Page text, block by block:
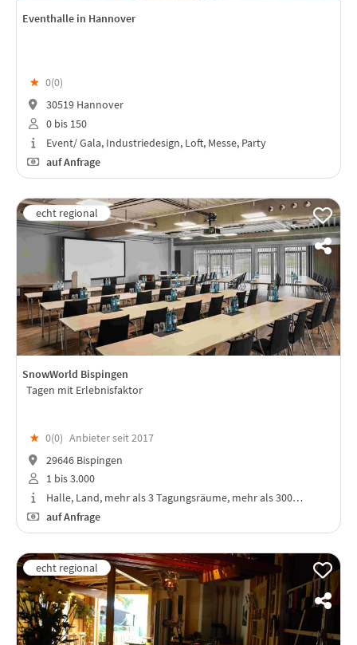
Eventhalle in Hannover
★ 0(0)
30519 Hannover
0 bis 150
Event/ Gala, Industriedesign, Loft, Messe, Party
auf Anfrage
SnowWorld Bispingen
Tagen mit Erlebnisfaktor
★ 0(0) Anbieter seit 2017
29646 Bispingen
1 bis 3.000
Halle, Land, mehr als 3 Tagungsräume, mehr als 300…
auf Anfrage